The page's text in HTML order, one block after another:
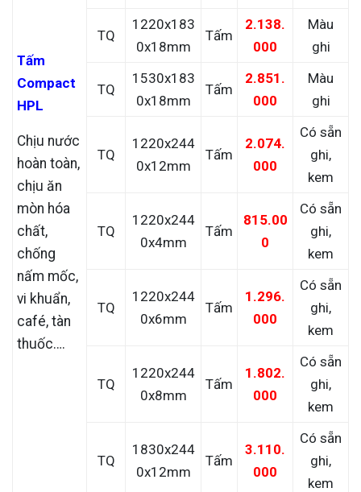
Tấm
Compact
HPL
Chịu nước
hoàn toàn,
chịu ăn
mòn hóa
chất,
chống
nấm mốc,
vi khuẩn,
café, tàn
thuốc….
TQ
1220x183
0x18mm
Tấm
2.138.
000
Màu
ghi
TQ
1530x183
0x18mm
Tấm
2.851.
000
Màu
ghi
TQ
1220x244
0x12mm
Tấm
2.074.
000
Có sẵn
ghi,
kem
TQ
1220x244
0x4mm
Tấm
815.00
0
Có sẵn
ghi,
kem
TQ
1220x244
0x6mm
Tấm
1.296.
000
Có sẵn
ghi,
kem
TQ
1220x244
0x8mm
Tấm
1.802.
000
Có sẵn
ghi,
kem
TQ
1830x244
0x12mm
Tấm
3.110.
000
Có sẵn
ghi,
kem